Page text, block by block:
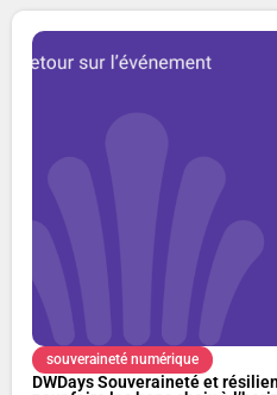
souveraineté numérique
DWDays Souveraineté et